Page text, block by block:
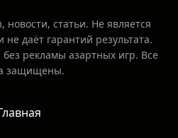
статьи. Не является
даёт гарантий результата.
рекламы азартных игр. Все
защищены.